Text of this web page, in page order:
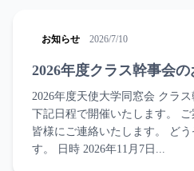
お知らせ 2026/7/10
2026年度クラス幹事会
2026年度天使大学同窓会 クラ
下記日程で開催いたします。
皆様にご連絡いたします。 ど
す。 日時 2026年11月7日...